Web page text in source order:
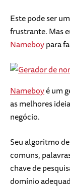
Este pode ser
frustrante. Mas
Nameboypara
Nameboyé um
as melhores
negócio.
Seu algoritmo
comuns,
chave de
domínio